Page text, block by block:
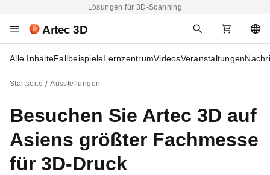
Lösungen für 3D-Scanning
Artec 3D
Alle InhalteFallbeispieleLernzentrumVideosVeranstaltungen
Startseite Ausstellungen
Besuchen Sie Artec 3D auf
Asiens größter Fachmesse
für 3D-Druck